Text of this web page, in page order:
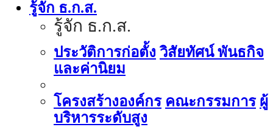
รู้จัก ธ.ก.ส.
รู้จัก ธ.ก.ส.
ประวัติการก่อตั้ง วิสัยทัศน์ พันธกิจ
และค่านิยม
โครงสร้างองค์กร คณะกรรมการ ผู้
บริหารระดับสูง